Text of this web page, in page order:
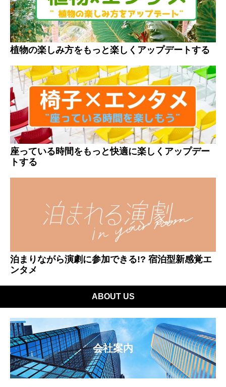
植物の楽しみ方をもっと楽しくアップデートする
座っている時間をもっと快適に楽しくアップデー
トする
泊まりながら演劇に参加できる!? 宿泊型新感覚エ
ンタメ
ABOUT US
会社案内